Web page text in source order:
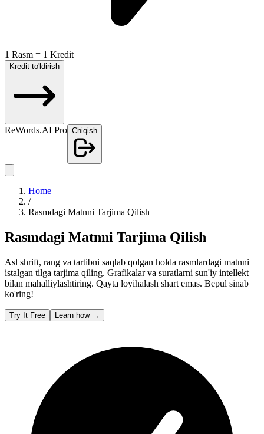
1 Rasm = 1 Kredit
Kredit to'ldirish
ReWords.AI Pro Chiqish
Home
/
Rasmdagi Matnni Tarjima Qilish
Rasmdagi Matnni Tarjima Qilish
Asl shrift, rang va tartibni saqlab qolgan holda rasmlardagi matnni
istalgan tilga tarjima qiling. Grafikalar va suratlarni sun'iy intellekt
bilan mahalliylashtiring. Qayta loyihalash shart emas. Bepul sinab
ko'ring!
Try It Free Learn how →